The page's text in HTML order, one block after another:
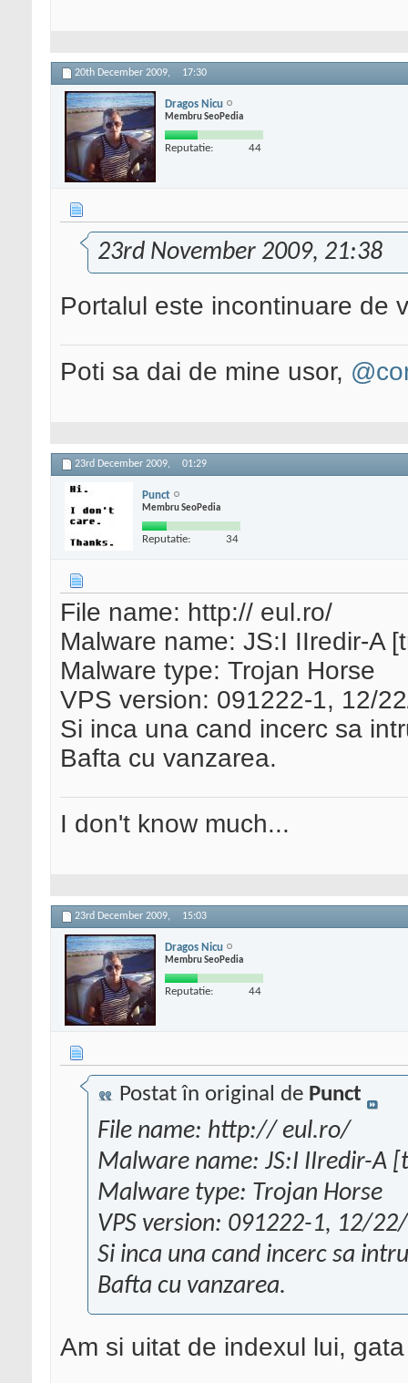
20th December 2009, 17:30
Dragos Nicu
Membru SeoPedia
Reputatie: 44
23rd November 2009, 21:38
Portalul este incontinuare de
Poti sa dai de mine usor,
23rd December 2009, 01:29
Punct
Membru SeoPedia
Reputatie: 34
File name: http:// eul.ro/
Malware name: JS:I IIredir-A
Malware type: Trojan Horse
VPS version: 091222-1, 12/
Si inca una cand incerc sa
Bafta cu vanzarea.
I don't know much...
23rd December 2009, 15:03
Dragos Nicu
Membru SeoPedia
Reputatie: 44
Postat în original de Punct
File name: http:// eul.ro/
Malware name: JS:I IIredir-A
Malware type: Trojan Horse
VPS version: 091222-1, 12/
Si inca una cand incerc sa
Bafta cu vanzarea.
Am si uitat de indexul lui,